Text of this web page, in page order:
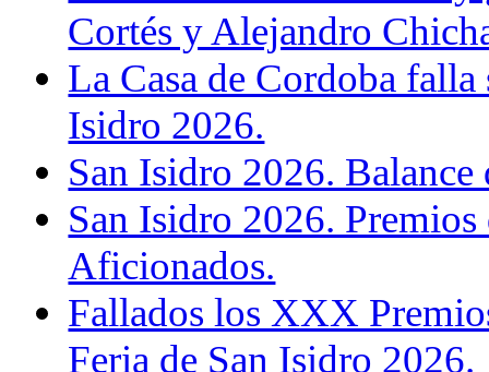
Cortés y Alejandro
La Casa de Cordoba
Isidro 2026.
San Isidro 2026. Balance
San Isidro 2026.
Aficionados.
Fallados los XXX
Feria de San Isidro 2026.